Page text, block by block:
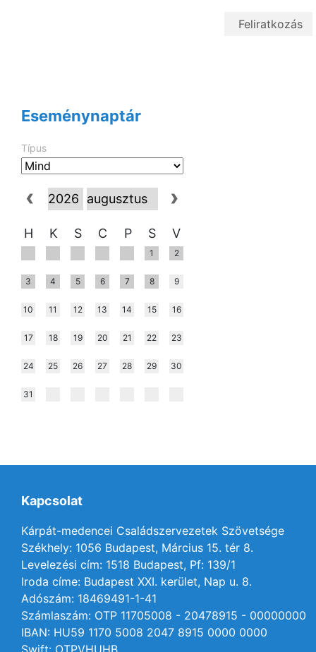
Eseménynaptár
Típus
H K S C P S V
1 2
3 4 5 6 7 8 9
10 11 12 13 14 15 16
17 18 19 20 21 22 23
24 25 26 27 28 29 30
31
Kapcsolat
Kárpát-medencei Családszervezetek Szövetsége
Székhely: 1056 Budapest, Március 15. tér 8.
Levelezési cím: 1518 Budapest, Pf: 139/1
Iroda címe: Budapest XXI. kerület, Nap u. 8.
Adószám: 18469491-1-41
Számlaszám: OTP 11705008 - 20478915 - 00000000
IBAN: HU59 1170 5008 2047 8915 0000 0000
Swift: OTPVHUHB